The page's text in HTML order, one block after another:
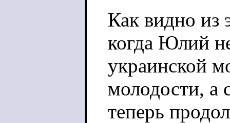
Как видно из
когда Юлий
украинской
молодости, а
теперь